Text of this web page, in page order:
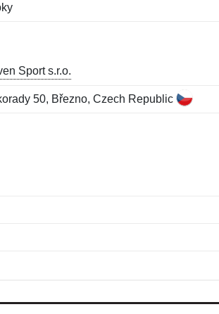
Sport s.r.o.
50, Březno, Czech Republic